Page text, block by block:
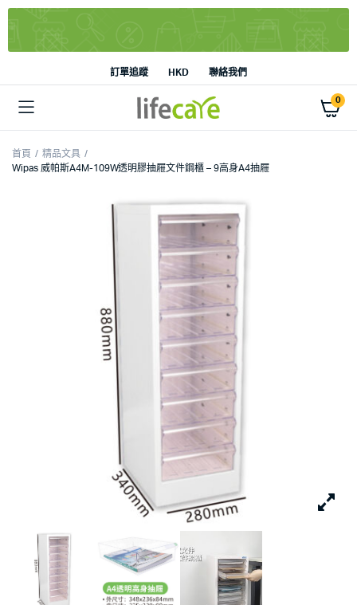
訂單追蹤 HKD 聯絡我們
0
首頁
精品文具
Wipas 威帕斯A4M-109W透明膠抽屜文件鋼櫃 – 9高身A4抽屜